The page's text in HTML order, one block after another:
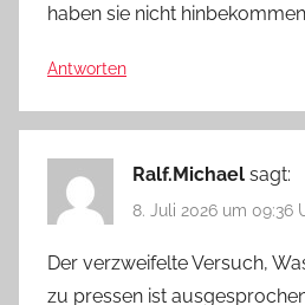
haben sie nicht
Antworten
Ralf.Michael sagt:
8. Juli 2026 um 09:36
Der verzweifelte Versuch,
zu pressen ist